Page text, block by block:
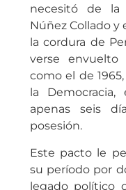
necesitó de la
Núñez Collado y
la cordura de
verse
como el de
la
apenas seis
posesión.
Este pacto le
su período por
legado político